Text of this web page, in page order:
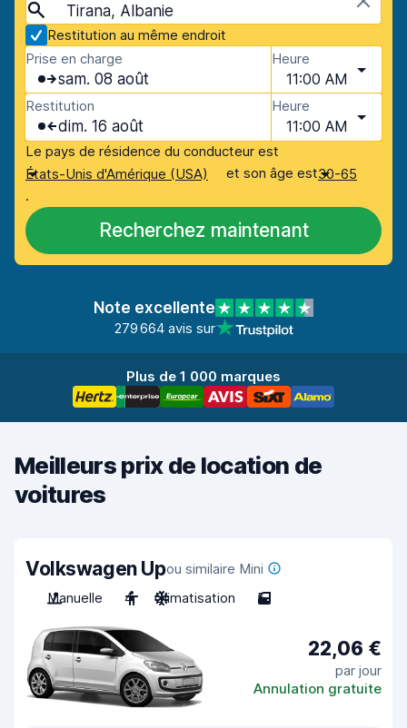
Tirana, Albanie
Restitution au même endroit
Prise en charge
sam. 08 août
Heure
11:00 AM
Restitution
dim. 16 août
Heure
11:00 AM
Le pays de résidence du conducteur est
États-Unis d'Amérique (USA)
et son âge est30-65
.
Recherchez maintenant
Note excellente
279 664 avis sur
Plus de 1 000 marques
Meilleurs prix de location de
voitures
Volkswagen Upou similaire Mini
Manuelle
4 Climatisation 5
22,06 €
par jour
Annulation gratuite